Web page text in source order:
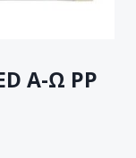
Α-Ω PP